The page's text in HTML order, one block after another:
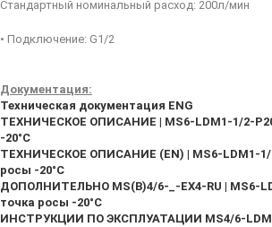
Стандартный номинальный расход: 200л/мин
• Подключение: G1/2
Документация:
Техническая документация ENG
ТЕХНИЧЕСКОЕ ОПИСАНИЕ | MS6-LDM1-1/2-
-20°C
ТЕХНИЧЕСКОЕ ОПИСАНИЕ (EN) | MS6-LDM1-1/
росы -20°C
ДОПОЛНИТЕЛЬНО MS(B)4/6-_-EX4-RU | MS6-
точка росы -20°C
ИНСТРУКЦИИ ПО ЭКСПЛУАТАЦИИ MS4/6-